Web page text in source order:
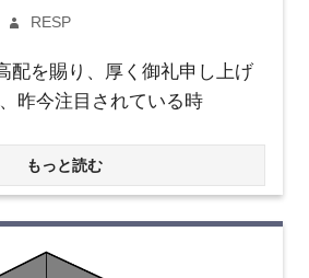
RESP
配を賜り、厚く御礼申し上げ
昨今注目されている時
もっと読む